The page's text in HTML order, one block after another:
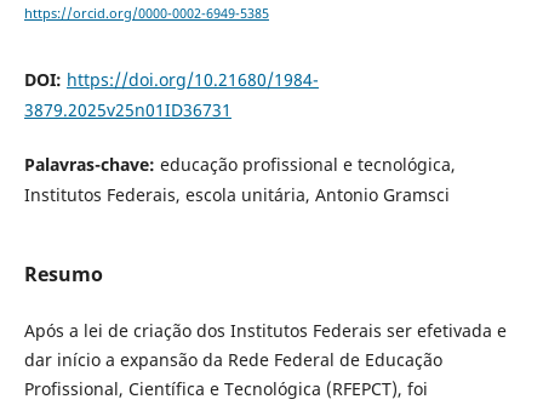
https://orcid.org/0000-0002-6949-5385
DOI: https://doi.org/10.21680/1984-
3879.2025v25n01ID36731
Palavras-chave: educação profissional e tecnológica,
Institutos Federais, escola unitária, Antonio Gramsci
Resumo
Após a lei de criação dos Institutos Federais ser efetivada e
dar início a expansão da Rede Federal de Educação
Profissional, Científica e Tecnológica (RFEPCT), foi